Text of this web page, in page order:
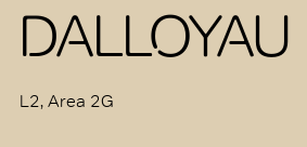
DALLOYAU
L2, Area 2G